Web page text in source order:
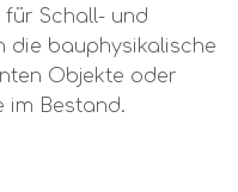
Schall- und
die bauphysikalische
Objekte oder
im Bestand.